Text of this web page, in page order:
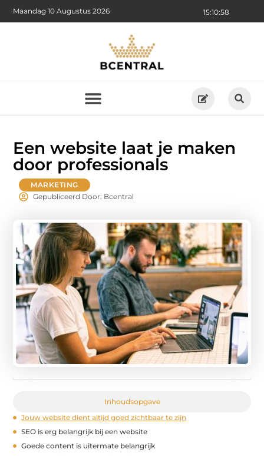
15:10:58
Maandag 10 Augustus 2026
Een website laat je maken
door professionals
MARKETING
Gepubliceerd Door: Bcentral
Inhoudsopgave
Jouw website dient altijd goed zichtbaar te zijn
SEO is erg belangrijk bij een website
Goede content is uitermate belangrijk